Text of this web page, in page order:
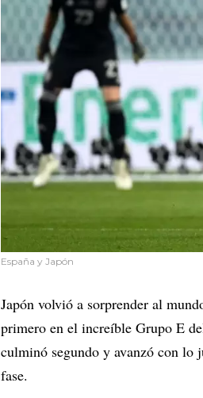
España y Japón
Japón volvió a sorprender al
primero en el increíble Grupo E
culminó segundo y avanzó con lo
fase.